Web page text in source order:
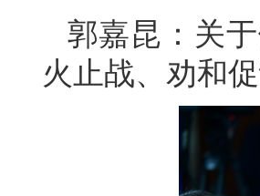
郭嘉昆：关
火止战、劝和